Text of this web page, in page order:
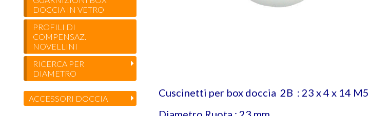
Cuscinetti per box doccia 2B : 23 x 4 x 14 M5
DOCCIA IN VETRO
PROFILI DI
COMPENSAZ.
NOVELLINI
RICERCA PER
DIAMETRO
ACCESSORI DOCCIA